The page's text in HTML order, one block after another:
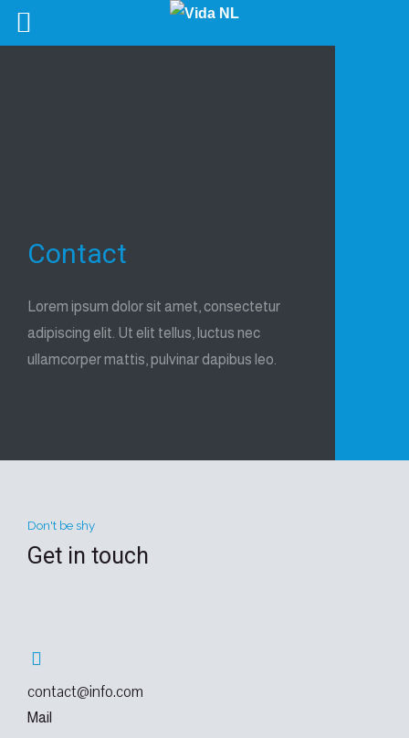
Contact
Lorem ipsum dolor sit amet, consectetur
adipiscing elit. Ut elit tellus, luctus nec
ullamcorper mattis, pulvinar dapibus leo.
Don't be shy
Get in touch
contact@info.com
Mail